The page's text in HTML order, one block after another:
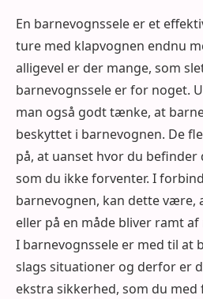
En barnevognssele er et
ture med klapvognen endnu
alligevel er der mange, som
barnevognssele er for noget.
man også godt tænke, at
beskyttet i barnevognen. De
på, at uanset hvor du befinder
som du ikke forventer. I
barnevognen, kan dette
eller på en måde bliver ramt
I barnevognssele er med til at
slags situationer og derfor er
ekstra sikkerhed, som du